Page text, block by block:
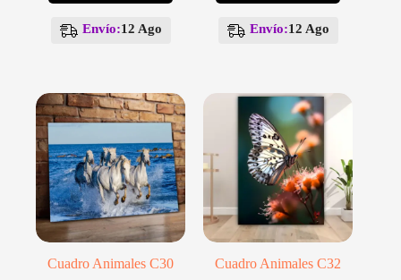
múltiples
se
pueden
elegir
en
la
página
de
producto
Envío:12 Ago
múltiples
se
pueden
elegir
en
la
página
de
producto
Envío:12 Ago
Cuadro Animales C30
Cuadro Animales C32